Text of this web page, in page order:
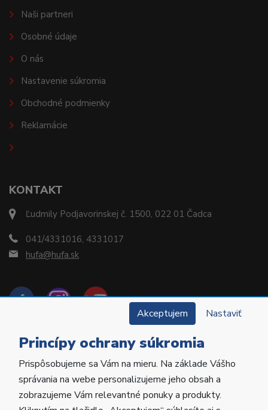
KONTAKT
Ľudmily Podjavorinskej č. 1500, 022 01 Čadca
041/4331016, 4331017
hufa@hufa.sk
Naši partneri
Osobné údaje
O nás
Nastavenie súkromia
Obchodné podmienky
Reklamácie
Copyright © 2022 Hu-Fa Dental a.s. Všetky práva
vyhradené.
Akceptujem Nastaviť
Princípy ochrany súkromia
Prispôsobujeme sa Vám na mieru. Na základe Vášho
správania na webe personalizujeme jeho obsah a
zobrazujeme Vám relevantné ponuky a produkty.